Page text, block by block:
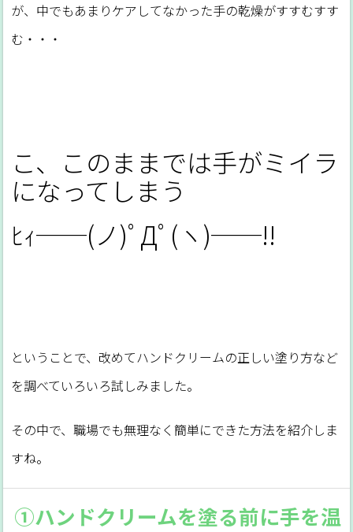
が、中でもあまりケアしてなかった手の乾燥がすすむすす
む・・・
こ、このままでは手がミイラ
になってしまう
ﾋｨ──(ノ)ﾟДﾟ(ヽ)──!!
ということで、改めてハンドクリームの正しい塗り方など
を調べていろいろ試しみました。
その中で、職場でも無理なく簡単にできた方法を紹介しま
すね。
①ハンドクリームを塗る前に手を温